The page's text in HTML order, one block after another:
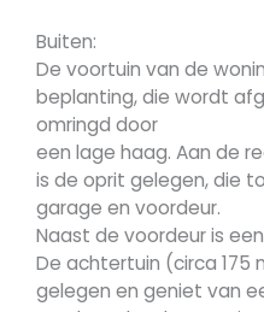
Buiten:
De voortuin van de
beplanting, die wordt
omringd door
een lage haag. Aan de
is de oprit gelegen, die
garage en voordeur.
Naast de voordeur is
De achtertuin (circa 175
gelegen en geniet van